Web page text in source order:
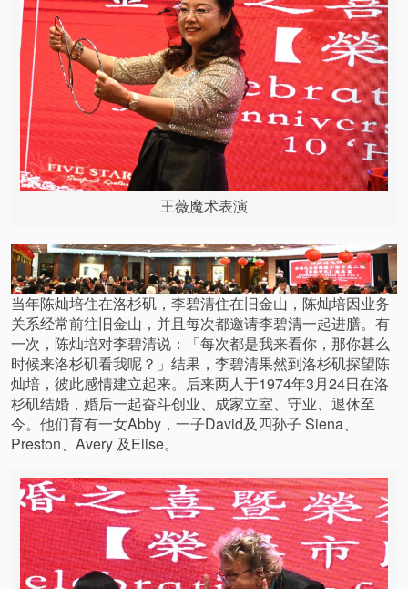
王薇魔术表演
当年陈灿培住在洛杉矶，李碧清住在旧金山，陈灿培因业务
关系经常前往旧金山，并且每次都邀请李碧清一起进膳。有
一次，陈灿培对李碧清说：「每次都是我来看你，那你甚么
时候来洛杉矶看我呢？」结果，李碧清果然到洛杉矶探望陈
灿培，彼此感情建立起来。后来两人于1974年3月24日在洛
杉矶结婚，婚后一起奋斗创业、成家立室、守业、退休至
今。他们育有一女Abby，一子David及四孙子 Siena、
Preston、Avery 及Elise。